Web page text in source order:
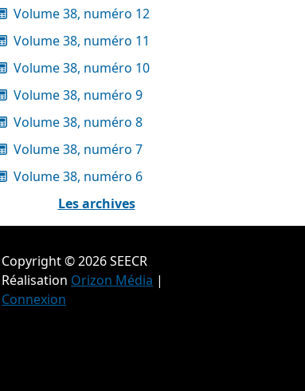
Volume 38, numéro 12
Volume 38, numéro 11
Volume 38, numéro 10
Volume 38, numéro 9
Volume 38, numéro 8
Volume 38, numéro 7
Volume 38, numéro 6
Les archives
Copyright © 2026 SEECR
Réalisation Orizon Média |
Connexion